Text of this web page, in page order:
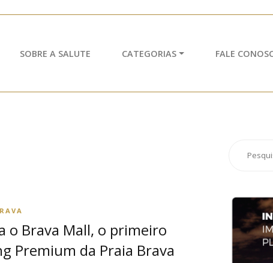
SOBRE A SALUTE CATEGORIAS FALE
o Brava Mall, o primeiro
Premium da Praia Brava